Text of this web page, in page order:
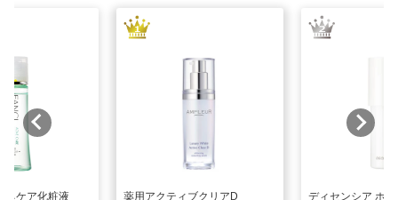
ネケア化粧液 薬用アクティブクリアD
ディセンシア ホ